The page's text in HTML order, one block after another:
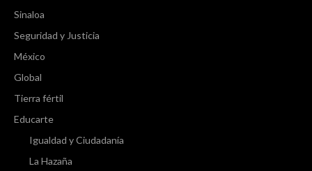
Sinaloa
Seguridad y Justicia
México
Global
Tierra fértil
Educarte
Igualdad y Ciudadanía
La Hazaña